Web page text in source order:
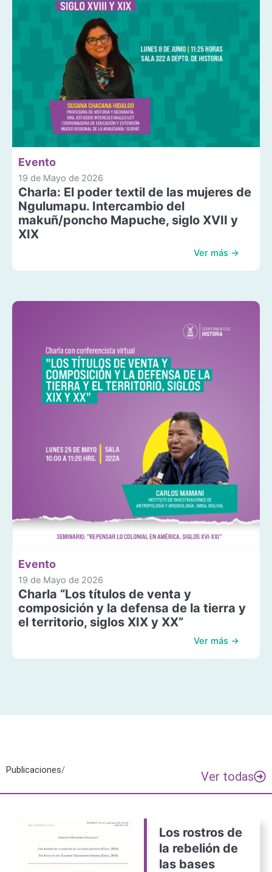
Evento
19 de Mayo de 2026
Charla: El poder textil de las mujeres de
Ngulumapu. Intercambio del
makuñ/poncho Mapuche, siglo XVII y
XIX
Ver más →
Evento
19 de Mayo de 2026
Charla “Los títulos de venta y
composición y la defensa de la tierra y
el territorio, siglos XIX y XX”
Ver más →
Publicaciones/ Ver todas
Los rostros de
la rebelión de
las bases